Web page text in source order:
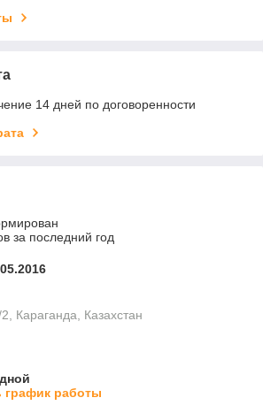
14 дней по договоренности
за последний год
Караганда, Казахстан
график работы